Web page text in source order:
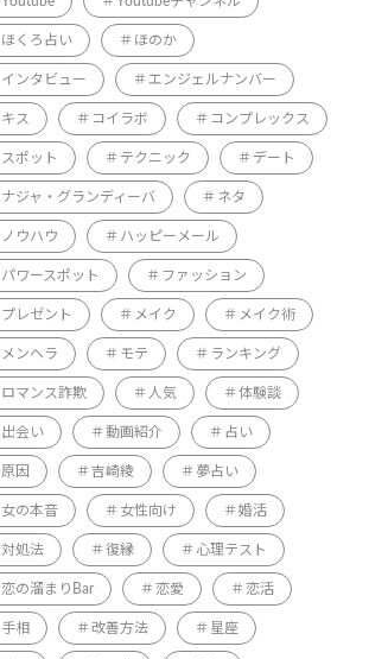
ほくろ占い ほのか
インタビュー エンジェルナンバー
キス コイラボ コンプレックス
スポット テクニック デート
ナジャ・グランディーバ ネタ
ノウハウ ハッピーメール
パワースポット ファッション
プレゼント メイク メイク術
メンヘラ モテ ランキング
ロマンス詐欺 人気 体験談
出会い 動画紹介 占い
原因 吉崎綾 夢占い
女の本音 女性向け 婚活
対処法 復縁 心理テスト
恋の溜まりBar 恋愛 恋活
手相 改善方法 星座